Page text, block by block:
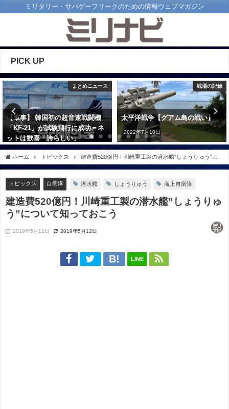
ミリタリー・サバゲーフリークのための情報ウェブマガジン
PICK UP
ス 戦場の記録
太平洋戦争【グアム島の戦い】
2022年7月10日
まとめニュ
新型次期攻撃ヘリ完成間近か
陸軍のベル360「インビクタス
がお披露目
ホーム トピックス
建造費520億円！川崎重工製の潜水艦”しょうりゅう”に
ついて知っておこう
トピックス 自衛隊 潜水艦 しょうりゅう 海上自衛隊
建造費520億円！川崎重工製の潜水艦”しょうりゅ
う”について知っておこう
2019年5月12日 2019年5月12日
LINE